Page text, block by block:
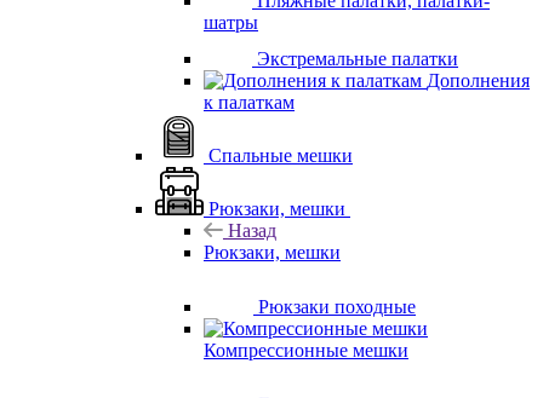
шатры
Экстремальные палатки
Дополнения
к палаткам
Спальные мешки
Рюкзаки, мешки
Назад
Рюкзаки, мешки
Рюкзаки походные
Компрессионные мешки